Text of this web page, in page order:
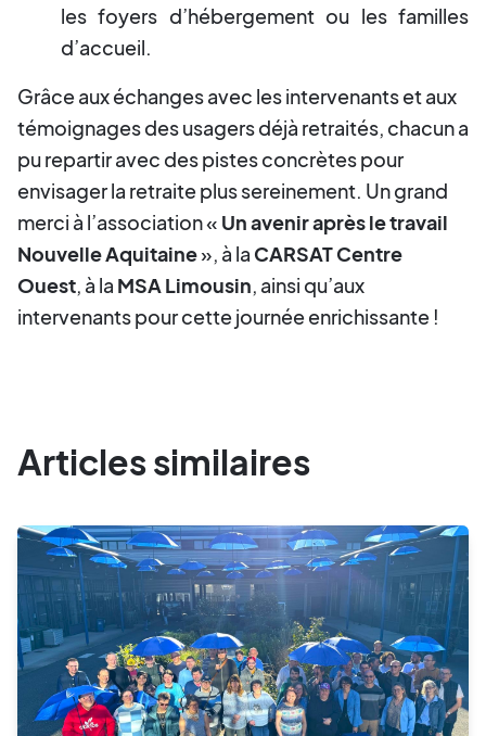
les foyers d’hébergement ou les familles
d’accueil.
Grâce aux échanges avec les intervenants et aux
témoignages des usagers déjà retraités, chacun a
pu repartir avec des pistes concrètes pour
envisager la retraite plus sereinement. Un grand
merci à l’association « Un avenir après le travail
Nouvelle Aquitaine», à la CARSAT Centre
Ouest , à la MSA Limousin , ainsi qu’aux
intervenants pour cette journée enrichissante !
Articles similaires